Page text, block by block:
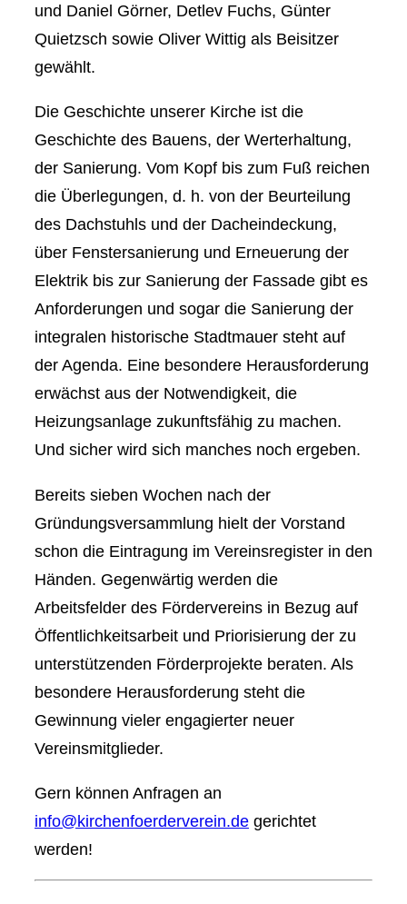
und Daniel Görner, Detlev Fuchs, Günter
Quietzsch sowie Oliver Wittig als Beisitzer
gewählt.
Die Geschichte unserer Kirche ist die
Geschichte des Bauens, der Werterhaltung,
der Sanierung. Vom Kopf bis zum Fuß reichen
die Überlegungen, d. h. von der Beurteilung
des Dachstuhls und der Dacheindeckung,
über Fenstersanierung und Erneuerung der
Elektrik bis zur Sanierung der Fassade gibt es
Anforderungen und sogar die Sanierung der
integralen historische Stadtmauer steht auf
der Agenda. Eine besondere Herausforderung
erwächst aus der Notwendigkeit, die
Heizungsanlage zukunftsfähig zu machen.
Und sicher wird sich manches noch ergeben.
Bereits sieben Wochen nach der
Gründungsversammlung hielt der Vorstand
schon die Eintragung im Vereinsregister in den
Händen. Gegenwärtig werden die
Arbeitsfelder des Fördervereins in Bezug auf
Öffentlichkeitsarbeit und Priorisierung der zu
unterstützenden Förderprojekte beraten. Als
besondere Herausforderung steht die
Gewinnung vieler engagierter neuer
Vereinsmitglieder.
Gern können Anfragen an
info@kirchenfoerderverein.de gerichtet
werden!